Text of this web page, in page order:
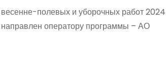
полевых и уборочных работ 2024
оператору программы – АО